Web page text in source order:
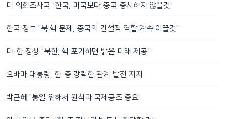
미 의회조사국 "한국, 미국보다 중국 중시하지 않을것"
한국 정부 "북 핵 문제, 중국의 건설적 역할 계속 이끌것"
미·한 정상 "북한, 핵 포기하면 밝은 미래 제공"
오바마 대통령, 한-중 강력한 관계 발전 지지
박근혜 "통일 위해서 원칙과 국제공조 중요"